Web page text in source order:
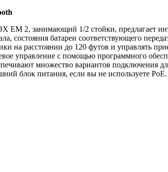
EM 2, занимающий 1/2 стойки, предлагает
состояния батареи соответствующего
на расстоянии до 120 футов и управлять
управление с помощью программного
множество вариантов подключения
блок питания, если вы не используете PoE.